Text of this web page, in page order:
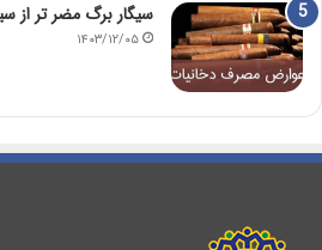
سیگار برگ مضر تر از
۱۴۰۳/۱۲/۰۵